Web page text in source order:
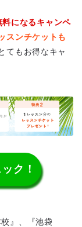
になるキャンペ
スンチケットも
てもお得なキャ
ク！
』、『池袋